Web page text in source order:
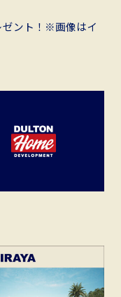
ゼント！※画像はイ